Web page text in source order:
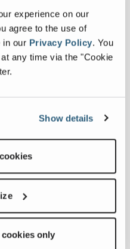
experience on our
agree to the use of
in our Privacy Policy. You
any time via the "Cookie
Show details
cookies only
en los sectores
y el
de Epsom de la
con su
y su
Epsom Limited
sus grúas pick-
mundialmente a
La reputación
coincide